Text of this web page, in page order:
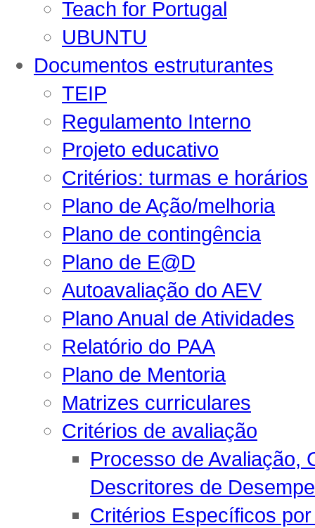
Teach for Portugal
UBUNTU
Documentos estruturantes
TEIP
Regulamento Interno
Projeto educativo
Critérios: turmas e horários
Plano de Ação/melhoria
Plano de contingência
Plano de E@D
Autoavaliação do AEV
Plano Anual de Atividades
Relatório do PAA
Plano de Mentoria
Matrizes curriculares
Critérios de avaliação
Processo de Avaliação,
Descritores de
Critérios Específicos